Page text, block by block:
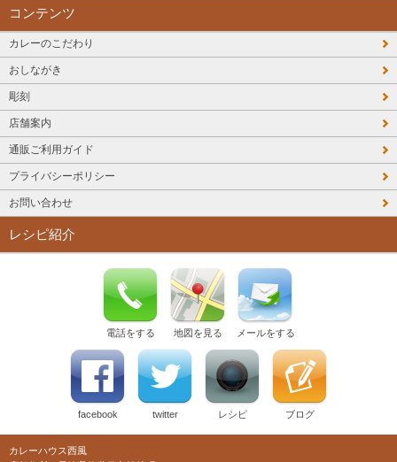
コンテンツ
カレーのこだわり
おしながき
彫刻
店舗案内
通販ご利用ガイド
プライバシーポリシー
お問い合わせ
レシピ紹介
電話をする 地図を見る メールをする
facebook twitter レシピ ブログ
カレーハウス西風